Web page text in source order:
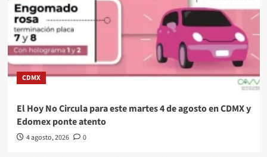
CDMX
El Hoy No Circula para este martes 4 de agosto en CDMX y
Edomex ponte atento
4 agosto, 2026 0